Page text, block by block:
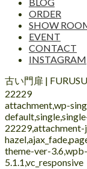
ORDER
SHOW
EVENT
CONTACT
INSTAGRAM
古い門扉 |
22229
attachment,wp-
theme-ver-
5.1.1,vc_responsive